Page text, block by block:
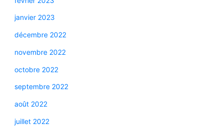
janvier 2023
décembre 2022
novembre 2022
octobre 2022
septembre 2022
août 2022
juillet 2022